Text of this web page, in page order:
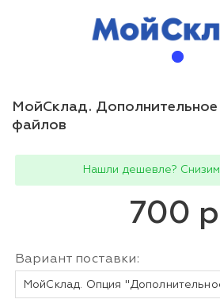
МойСклад. Дополнительное
файлов
Нашли дешевле?
700
Вариант поставки: